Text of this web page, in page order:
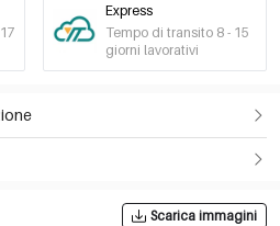
Express
Tempo di transito 8 - 15
giorni lavorativi
Scarica immagini